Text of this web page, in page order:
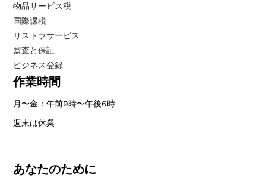
物品サービス税
国際課税
リストラサービス
監査と保証
ビジネス登録
作業時間
月〜金：午前9時〜午後6時
週末は休業
あなたのために